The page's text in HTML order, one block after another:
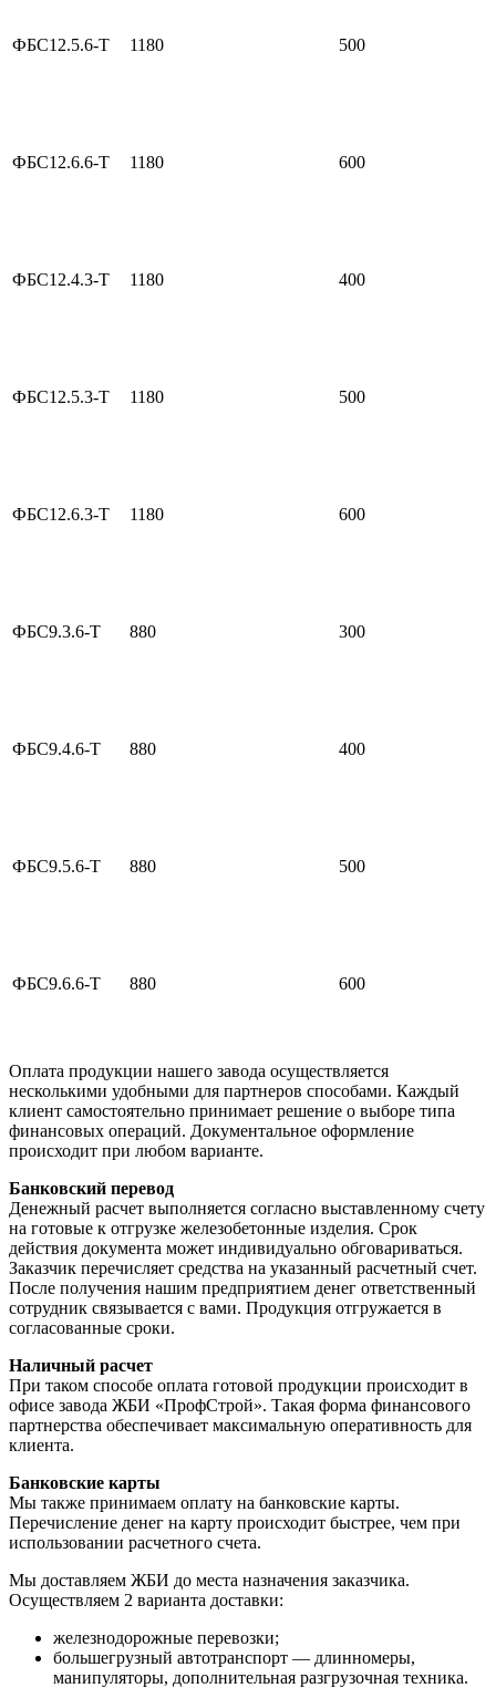
ФБС12.5.6-Т 1180 500
ФБС12.6.6-Т 1180 600
ФБС12.4.3-Т 1180 400
ФБС12.5.3-Т 1180 500
ФБС12.6.3-Т 1180 600
ФБС9.3.6-Т 880 300
ФБС9.4.6-Т 880 400
ФБС9.5.6-Т 880 500
ФБС9.6.6-Т 880 600
Оплата продукции нашего завода осуществляется
несколькими удобными для партнеров способами. Каждый
клиент самостоятельно принимает решение о выборе типа
финансовых операций. Документальное оформление
происходит при любом варианте.
Банковский перевод
Денежный расчет выполняется согласно выставленному счету
на готовые к отгрузке железобетонные изделия. Срок
действия документа может индивидуально обговариваться.
Заказчик перечисляет средства на указанный расчетный счет.
После получения нашим предприятием денег ответственный
сотрудник связывается с вами. Продукция отгружается в
согласованные сроки.
Наличный расчет
При таком способе оплата готовой продукции происходит в
офисе завода ЖБИ «ПрофСтрой». Такая форма финансового
партнерства обеспечивает максимальную оперативность для
клиента.
Банковские карты
Мы также принимаем оплату на банковские карты.
Перечисление денег на карту происходит быстрее, чем при
использовании расчетного счета.
Мы доставляем ЖБИ до места назначения заказчика.
Осуществляем 2 варианта доставки:
железнодорожные перевозки;
большегрузный автотранспорт — длинномеры,
манипуляторы, дополнительная разгрузочная техника.